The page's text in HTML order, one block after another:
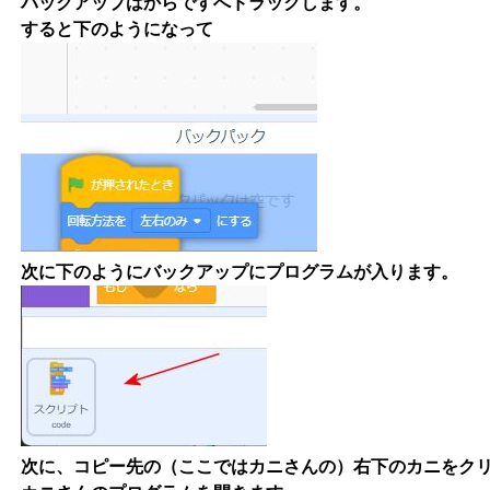
すると下のようになって
次に下のようにバックアップにプログラムが入ります。
次に、コピー先の（ここではカニさんの）右下のカニをク